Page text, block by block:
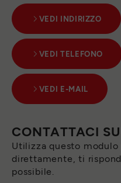
VEDI INDIRIZZO
VEDI TELEFONO
VEDI E-MAIL
CONTATTACI
Utilizza questo
direttamente, ti
possibile.